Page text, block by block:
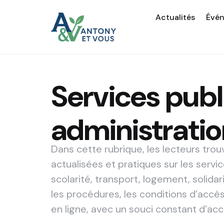
Actualités
Services
Dans cette rubrique, les lecteurs
actualisées et pratiques sur les
scolarité, transport, logement,
les procédures, les conditions
en ligne, avec un souci constant